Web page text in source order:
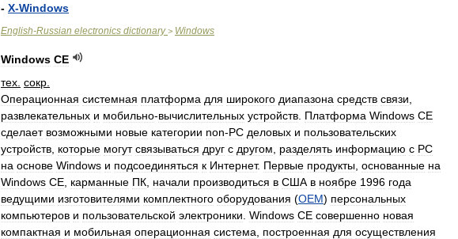
- X-Windows
English-Russian electronics dictionary > Windows
Windows CE
тех сокр
Операционная системная платформа для широкого диапазона средств связи
развлекательных и мобильно-вычислительных устройств Платформа Windows CE
сделает возможными новые категории non-PC деловых и пользовательских
устройств которые могут связываться друг с другом разделять информацию с PC
на основе Windows и подсоединяться к Интернет. Первые продукты основанные на
Windows CE карманные ПК начали производиться в США в ноябре 1996 года
ведущими изготовителями комплектного оборудования (OEM) персональных
компьютеров и пользовательской электроники Windows CE совершенно новая
компактная и мобильная операционная система построенная для осуществления